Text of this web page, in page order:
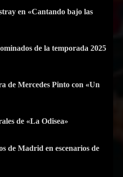
en «Cantando bajo las
de la temporada 2025
de Mercedes Pinto con «Un
de «La Odisea»
de Madrid en escenarios de